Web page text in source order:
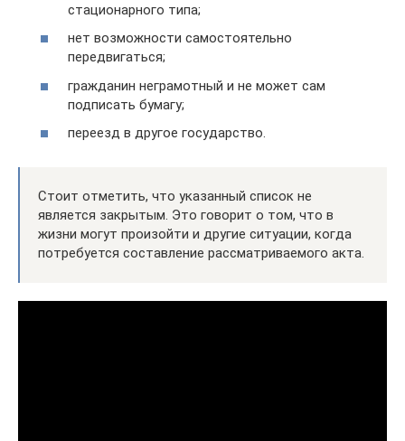
стационарного типа;
нет возможности самостоятельно
передвигаться;
гражданин неграмотный и не может сам
подписать бумагу;
переезд в другое государство.
Стоит отметить, что указанный список не
является закрытым. Это говорит о том, что в
жизни могут произойти и другие ситуации, когда
потребуется составление рассматриваемого акта.